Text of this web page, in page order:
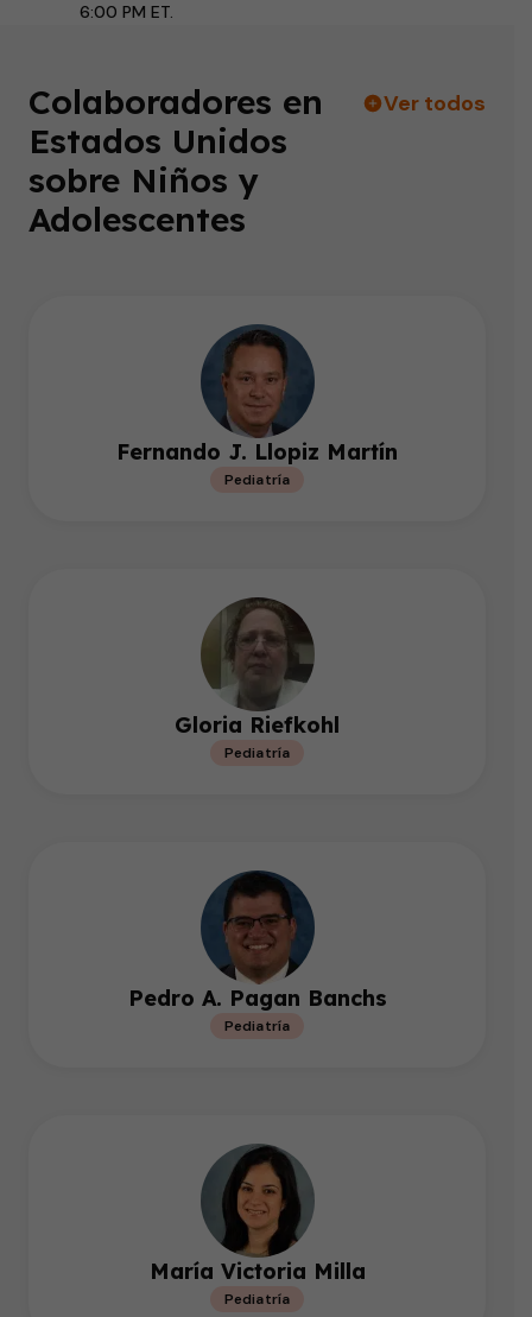
6:00 PM ET.
Colaboradores en
Estados Unidos
sobre Niños y
Adolescentes
Ver todos
Fernando J. Llopiz Martín
Pediatría
Gloria Riefkohl
Pediatría
Pedro A. Pagan Banchs
Pediatría
María Victoria Milla
Pediatría